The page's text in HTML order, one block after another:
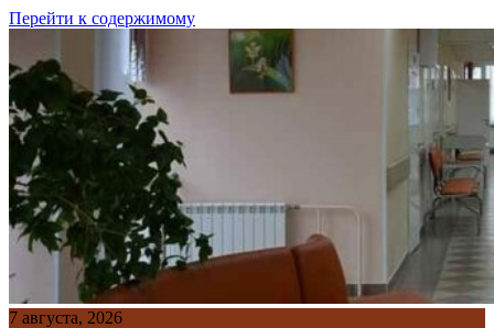
Перейти к содержимому
7 августа, 2026